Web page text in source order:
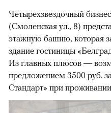
Четырехзвездочный
(Смоленская ул., 8)
этажную башню, которая
здание гостиницы
Из главных плюсов —
предложением 3500 руб.
Стандарт» при